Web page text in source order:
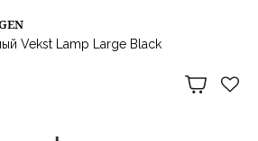
Vekst Lamp Large Black